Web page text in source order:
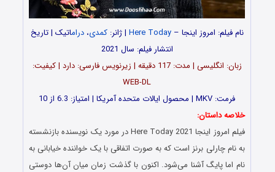
نام فیلم: امروز اینجا –Here Today | ژانر:کمدی،دراماتیک | تاریخ
انتشار فیلم: سال 2021
زبان: انگلیسی | مدت: 117 دقیقه | زیرنویس فارسی: دارد | کیفیت:
WEB-DL
فرمت: MKV | محصول ایالات متحده آمریکا | امتیاز: 6.3 از 10
خلاصه داستان:
فیلم امروز اینجا Here Today 2021 در مورد یک نویسنده بازنشسته
به نام چارلی برنز است که به صورت اتفاقی با یک خواننده خیابانی به
نام اما پایگ آشنا می‌شود. اکنون با گذشت زمان میان آن‌ها دوستی